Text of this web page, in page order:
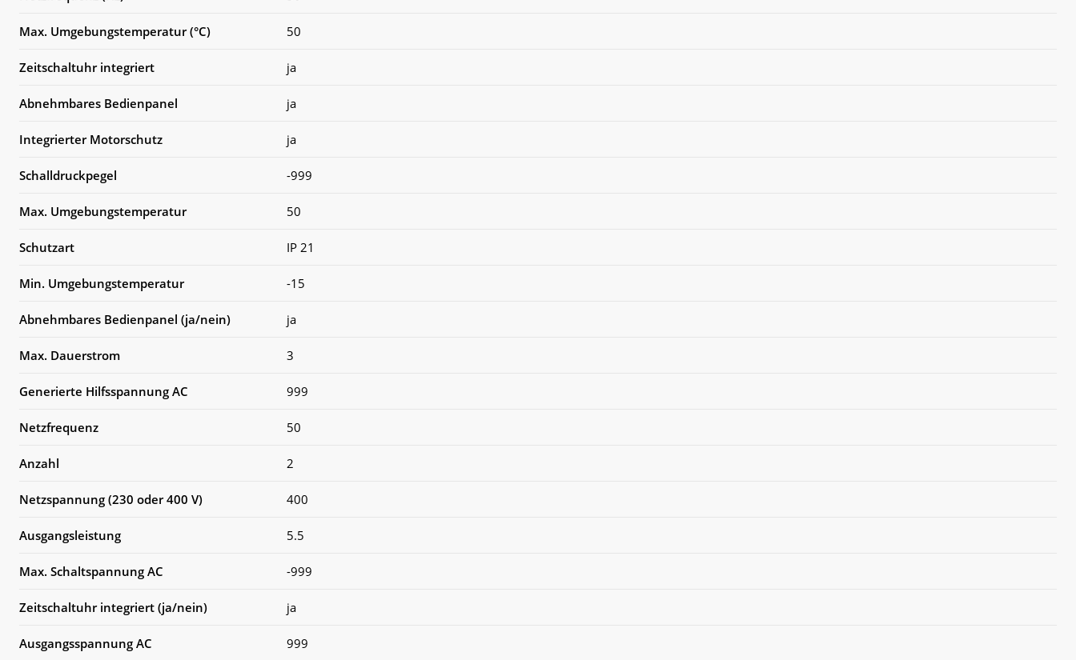
Max. Umgebungstemperatur (°C) 50
Zeitschaltuhr integriert ja
Abnehmbares Bedienpanel ja
Integrierter Motorschutz ja
Schalldruckpegel -999
Max. Umgebungstemperatur 50
Schutzart IP 21
Min. Umgebungstemperatur -15
Abnehmbares Bedienpanel (ja/nein) ja
Max. Dauerstrom 3
Generierte Hilfsspannung AC 999
Netzfrequenz 50
Anzahl 2
Netzspannung (230 oder 400 V) 400
Ausgangsleistung 5.5
Max. Schaltspannung AC -999
Zeitschaltuhr integriert (ja/nein) ja
Ausgangsspannung AC 999